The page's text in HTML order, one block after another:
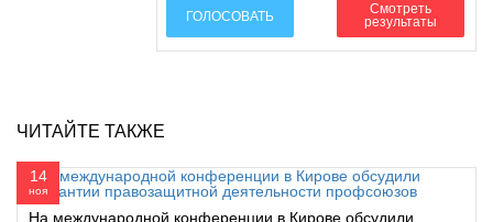
ГОЛОСОВАТЬ
Смотреть
результаты
ЧИТАЙТЕ ТАКЖЕ
14
ноя
На международной конференции в Кирове обсудили